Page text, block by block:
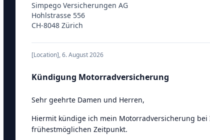
Simpego Versicherungen AG
Hohlstrasse 556
CH-8048 Zürich
[Location],6. August 2026
Kündigung Motorradversicherung
Sehr geehrte Damen und Herren,
Hiermit kündige ich mein Motorradversicherung bei
frühestmöglichen Zeitpunkt.